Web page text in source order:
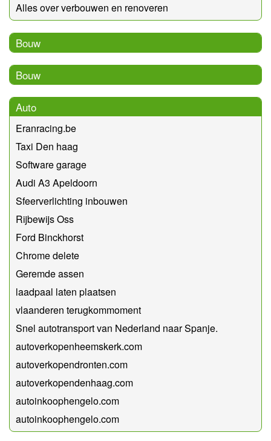
Alles over verbouwen en renoveren
Bouw
Bouw
Auto
Eranracing.be
Taxi Den haag
Software garage
Audi A3 Apeldoorn
Sfeerverlichting inbouwen
Rijbewijs Oss
Ford Binckhorst
Chrome delete
Geremde assen
laadpaal laten plaatsen
vlaanderen terugkommoment
Snel autotransport van Nederland naar Spanje.
autoverkopenheemskerk.com
autoverkopendronten.com
autoverkopendenhaag.com
autoinkoophengelo.com
autoinkoophengelo.com